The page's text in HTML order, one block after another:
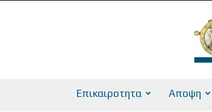
Επικαιροτητα Αποψη